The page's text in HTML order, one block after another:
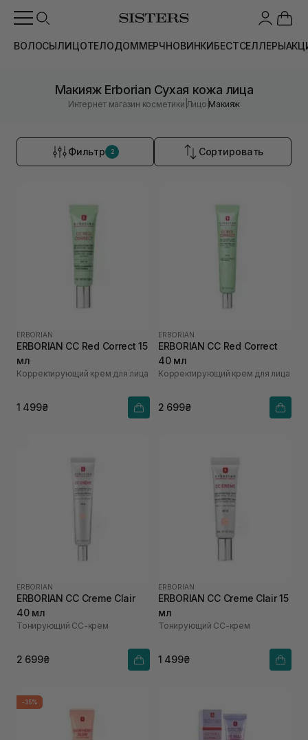
ВОЛОСЫЛИЦОТЕЛОДОММЕРЧНОВИНКИБЕСТСЕЛЛЕРЫ
Макияж Erborian Сухая кожа лица
Интернет магазин косметики Лицо |Макияж
Фильтр 2 Сортировать
ERBORIAN
ERBORIAN CC Red Correct 15
мл
Корректирующий крем для лица
1 499₴
ERBORIAN
ERBORIAN CC Red Correct
40 мл
Корректирующий крем для лица
2 699₴
ERBORIAN
ERBORIAN CC Creme Clair
40 мл
Тонирующий СС-крем
2 699₴
ERBORIAN
ERBORIAN CC Creme Clair 15
мл
Тонирующий СС-крем
1 499₴
-35%